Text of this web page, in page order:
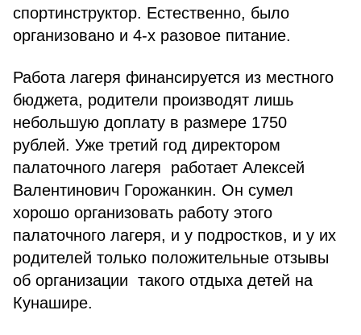
спортинструктор. Естественно, было
организовано и 4-х разовое питание.
Работа лагеря финансируется из местного
бюджета, родители производят лишь
небольшую доплату в размере 1750
рублей. Уже третий год директором
палаточного лагеря работает Алексей
Валентинович Горожанкин. Он сумел
хорошо организовать работу этого
палаточного лагеря, и у подростков, и у их
родителей только положительные отзывы
об организации такого отдыха детей на
Кунашире.